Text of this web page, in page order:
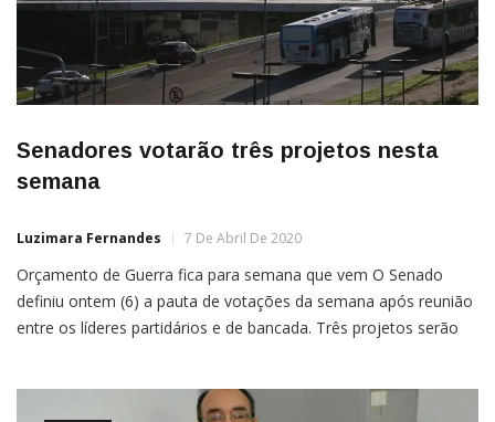
Senadores votarão três projetos nesta
semana
Luzimara Fernandes 7 De Abril De 2020
Orçamento de Guerra fica para semana que vem O Senado
definiu ontem (6) a pauta de votações da semana após reunião
entre os líderes partidários e de bancada. Três projetos serão
líderes também definiram que a […]